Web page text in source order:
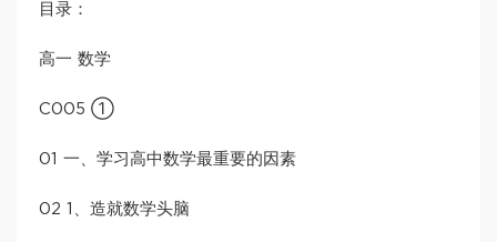
目录：
高一 数学
C005 ①
01 一、学习高中数学最重要的因素
02 1、造就数学头脑